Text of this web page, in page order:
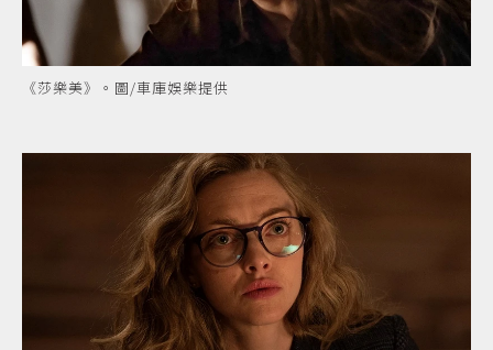
《莎樂美》。圖/車庫娛樂提供